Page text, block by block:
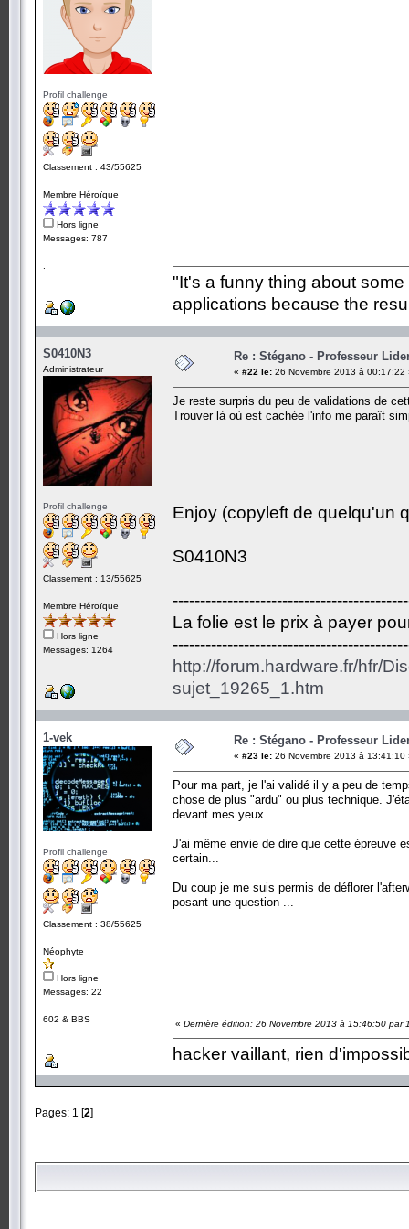
Profil challenge
Classement : 43/55625
Membre Héroïque
Hors ligne
Messages: 787
"It's a funny thing about
applications because the
S0410N3
Administrateur
Profil challenge
Classement : 13/55625
Membre Héroïque
Hors ligne
Messages: 1264
Re : Stégano - Professeur
« #22 le: 26 Novembre 2013 à 00:17:22
Je reste surpris du peu de validations de
Trouver là où est cachée l'info me paraît
Enjoy (copyleft de quelqu'un
S0410N3
La folie est le prix à payer
http://forum.hardware.fr/hfr/
sujet_19265_1.htm
1-vek
Profil challenge
Classement : 38/55625
Néophyte
Hors ligne
Messages: 22
602 & BBS
Re : Stégano - Professeur
« #23 le: 26 Novembre 2013 à 13:41:10
Pour ma part, je l'ai validé il y a peu de
chose de plus "ardu" ou plus technique.
devant mes yeux.
J'ai même envie de dire que cette épreuve
certain...
Du coup je me suis permis de déflorer
posant une question ...
« Dernière édition: 26 Novembre 2013 à 15:46:50 par
hacker vaillant, rien
Pages: 1 [2]